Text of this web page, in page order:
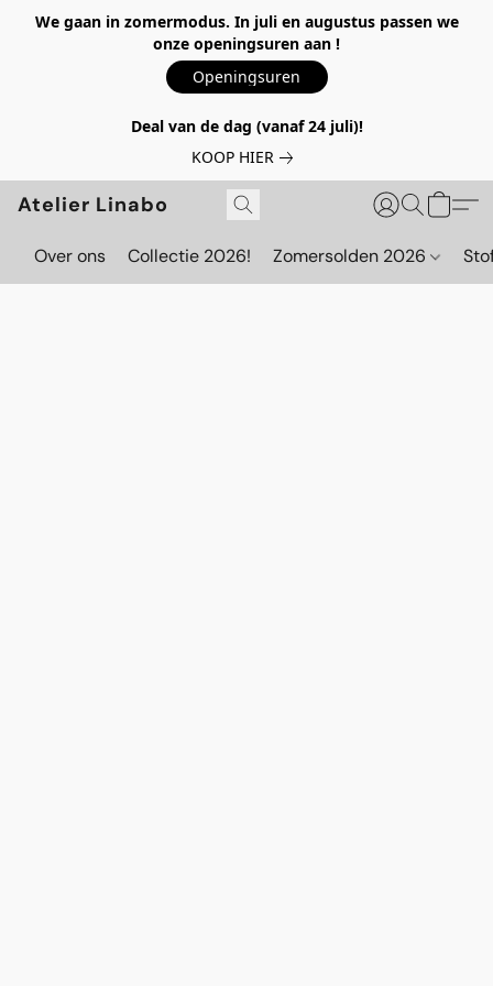
We gaan in zomermodus. In juli en augustus passen we
onze openingsuren aan !
Openingsuren
Deal van de dag (vanaf 24 juli)!
KOOP HIER
Atelier Linabo
Over ons Collectie 2026! Zomersolden 2026